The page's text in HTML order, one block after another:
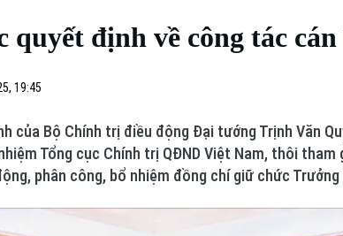
4 phương
Cafe sáng
Tài chính Ngân hàng
Doanh nghiệp
Đầu tư
Đất đai
Kinh nghiệm
Tàu
Thị trường
Đánh giá
Tuyển sinh Làng nghề
định về công tác cán
19:45
của Bộ Chính trị điều động Đại tướng Trịnh Văn
Tổng cục Chính trị QĐND Việt Nam, thôi tham
phân công, bổ nhiệm đồng chí giữ chức Trưởng